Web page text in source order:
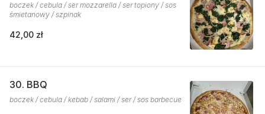
boczek / cebula / ser mozzarella / ser topiony / sos
śmietanowy / szpinak
42,00 zł
30. BBQ
boczek / cebula / kebab / salami / ser / sos barbecue